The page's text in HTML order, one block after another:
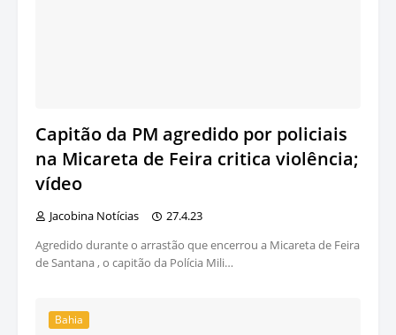
Capitão da PM agredido por policiais
na Micareta de Feira critica violência;
vídeo
Jacobina Notícias
27.4.23
Agredido durante o arrastão que encerrou a Micareta de Feira
de Santana , o capitão da Polícia Mili…
Bahia